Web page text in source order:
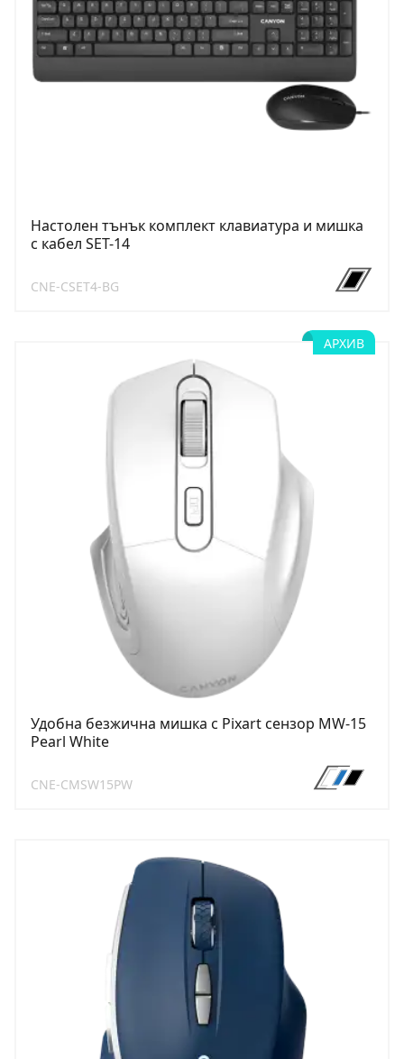
Настолен тънък комплект клавиатура и мишка
с кабел SET-14
CNE-CSET4-BG
АРХИВ
Удобна безжична мишка с Pixart сензор MW-15
Pearl White
CNE-CMSW15PW